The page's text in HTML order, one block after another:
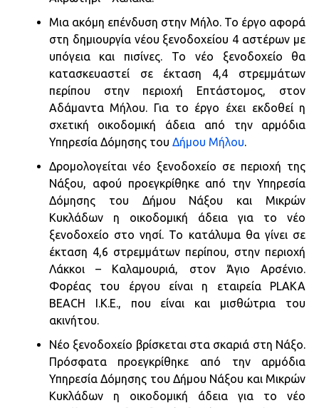
Μια ακόμη επένδυση στην Μήλο. Το έργο αφορά
στη δημιουργία νέου ξενοδοχείου 4 αστέρων με
υπόγεια και πισίνες. Το νέο ξενοδοχείο θα
κατασκευαστεί σε έκταση 4,4 στρεμμάτων
περίπου στην περιοχή Επτάστομος, στον
Αδάμαντα Μήλου. Για το έργο έχει εκδοθεί η
σχετική οικοδομική άδεια από την αρμόδια
Υπηρεσία Δόμησης του Δήμου Μήλου.
Δρομολογείται νέο ξενοδοχείο σε περιοχή της
Νάξου, αφού προεγκρίθηκε από την Υπηρεσία
Δόμησης του Δήμου Νάξου και Μικρών
Κυκλάδων η οικοδομική άδεια για το νέο
ξενοδοχείο στο νησί. Το κατάλυμα θα γίνει σε
έκταση 4,6 στρεμμάτων περίπου, στην περιοχή
Λάκκοι – Καλαμουριά, στον Άγιο Αρσένιο.
Φορέας του έργου είναι η εταιρεία PLAKA
BEACH Ι.Κ.Ε., που είναι και μισθώτρια του
ακινήτου.
Νέο ξενοδοχείο βρίσκεται στα σκαριά στη Νάξο.
Πρόσφατα προεγκρίθηκε από την αρμόδια
Υπηρεσία Δόμησης του Δήμου Νάξου και Μικρών
Κυκλάδων η οικοδομική άδεια για το νέο